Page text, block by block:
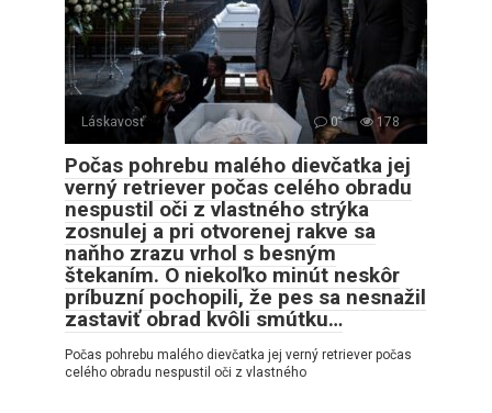
Láskavosť 0 178
Počas pohrebu malého dievčatka jej
verný retriever počas celého obradu
nespustil oči z vlastného strýka
zosnulej a pri otvorenej rakve sa
naňho zrazu vrhol s besným
štekaním. O niekoľko minút neskôr
príbuzní pochopili, že pes sa nesnažil
zastaviť obrad kvôli smútku…
Počas pohrebu malého dievčatka jej verný retriever počas
celého obradu nespustil oči z vlastného